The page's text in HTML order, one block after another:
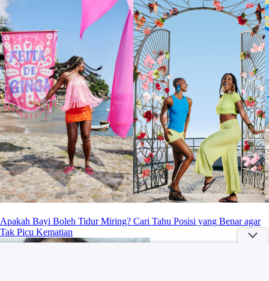
Apakah Bayi Boleh Tidur Miring? Cari Tahu Posisi yang Benar agar
Tak Picu Kematian